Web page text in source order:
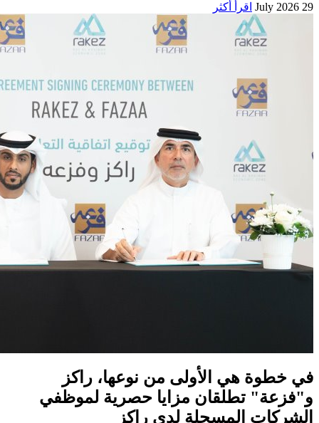
29 July 2026 اقرأ أكثر
في خطوة هي الأولى من نوعها، راكز
و"فزعة" تطلقان مزايا حصرية لموظفي
الشركات المسجلة لدى راكز